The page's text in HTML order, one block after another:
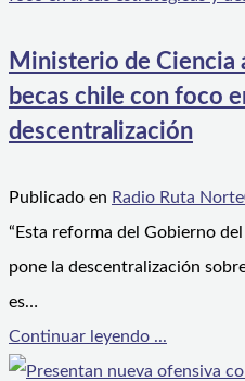
Ministerio de Ciencia
becas chile con foco
descentralización
Publicado en Radio Ruta Norte
“Esta reforma del Gobierno
pone la descentralización
es…
Continuar leyendo ...